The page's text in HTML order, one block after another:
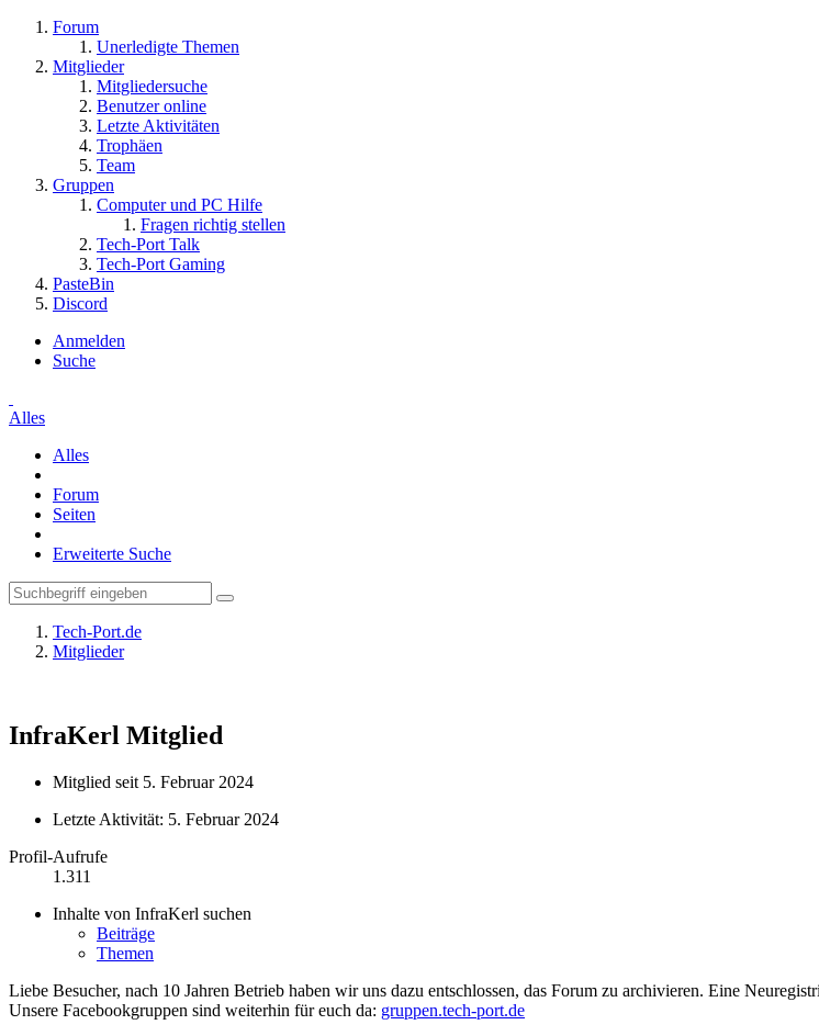
Forum
Unerledigte Themen
Mitglieder
Mitgliedersuche
Benutzer online
Letzte Aktivitäten
Trophäen
Team
Gruppen
Computer und PC Hilfe
Fragen richtig stellen
Tech-Port Talk
Tech-Port Gaming
PasteBin
Discord
Anmelden
Suche
Alles
Alles
Forum
Seiten
Erweiterte Suche
Tech-Port.de
Mitglieder
InfraKerl Mitglied
Mitglied seit 5. Februar 2024
Letzte Aktivität: 5. Februar 2024
Profil-Aufrufe
1.311
Inhalte von InfraKerl suchen
Beiträge
Themen
Liebe Besucher, nach 10 Jahren Betrieb haben wir uns dazu entschlossen, das Forum zu archivieren. Eine
Unsere Facebookgruppen sind weiterhin für euch da: gruppen.tech-port.de